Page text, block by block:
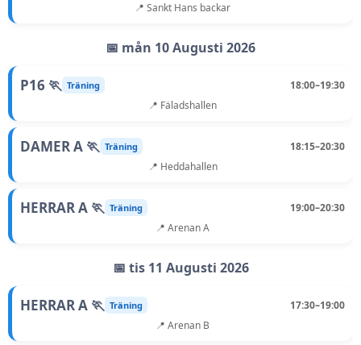
📍 Sankt Hans backar
📅 mån 10 Augusti 2026
P16 🏃 Träning
18:00–19:30
📍 Fäladshallen
DAMER A 🏃 Träning
18:15–20:30
📍 Heddahallen
HERRAR A 🏃 Träning
19:00–20:30
📍 Arenan A
📅 tis 11 Augusti 2026
HERRAR A 🏃 Träning
17:30–19:00
📍 Arenan B